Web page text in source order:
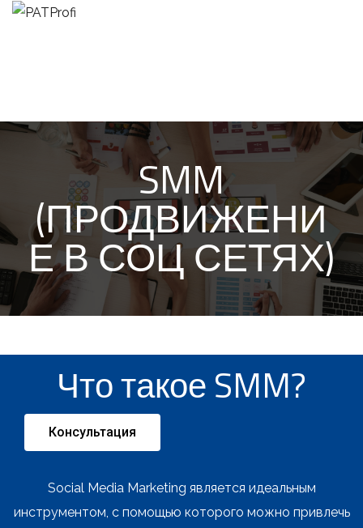
SMM
(ПРОДВИЖЕНИ
Е В СОЦ СЕТЯХ)
Что такое SMM?
Консультация
Social Media Marketing является идеальным
инструментом, с помощью которого можно привлечь